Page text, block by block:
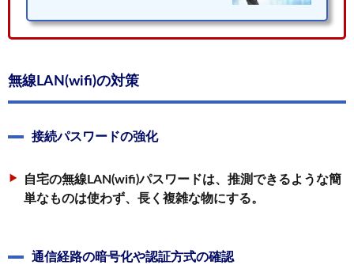
無線LAN(wifi)の対策
接続パスワードの強化
自宅の無線LAN(wifi)パスワードは、推測できるような簡
単なものは使わず、長く複雑な物にする。
通信経路の暗号化や認証方式の確認